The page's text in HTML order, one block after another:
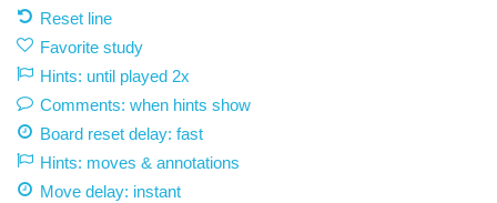
Reset line
Favorite study
Hints: until played 2x
Comments: when hints show
Board reset delay: fast
Hints: moves & annotations
Move delay: instant